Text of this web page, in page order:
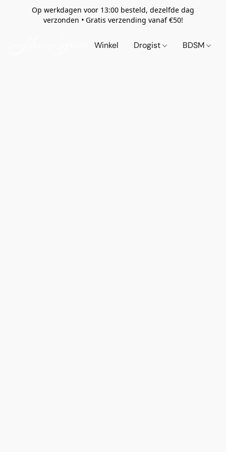
Op werkdagen voor 13:00 besteld, dezelfde dag
verzonden • Gratis verzending vanaf €50!
Winkel Drogist BDSM